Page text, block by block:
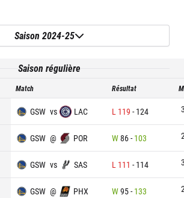
Saison 2024-25
Saison régulière
Match Résultat
GSW vs LAC L 119 - 124
GSW @ POR W86- 103
GSW vs SAS L 111 - 114
GSW @ PHX W95- 133